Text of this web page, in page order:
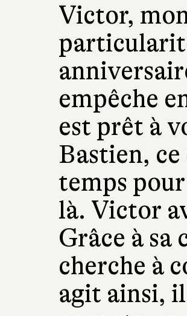
Victor,
empêche
est prêt à
Bastien,
temps
là. Victor
Grâce à sa
cherche à
agit ainsi, il